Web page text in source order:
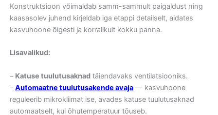
Konstruktsioon võimaldab samm-sammult paigaldust ning
kaasasolev juhend kirjeldab iga etappi detailselt, aidates
kasvuhoone õigesti ja korralikult kokku panna.
Lisavalikud:
– Katuse tuulutusaknad täiendavaks ventilatsiooniks.
–Automaatne tuulutusakende avaja — kasvuhoone
reguleerib mikrokliimat ise, avades katuse tuulutusaknad
automaatselt, kui õhutemperatuur tõuseb.